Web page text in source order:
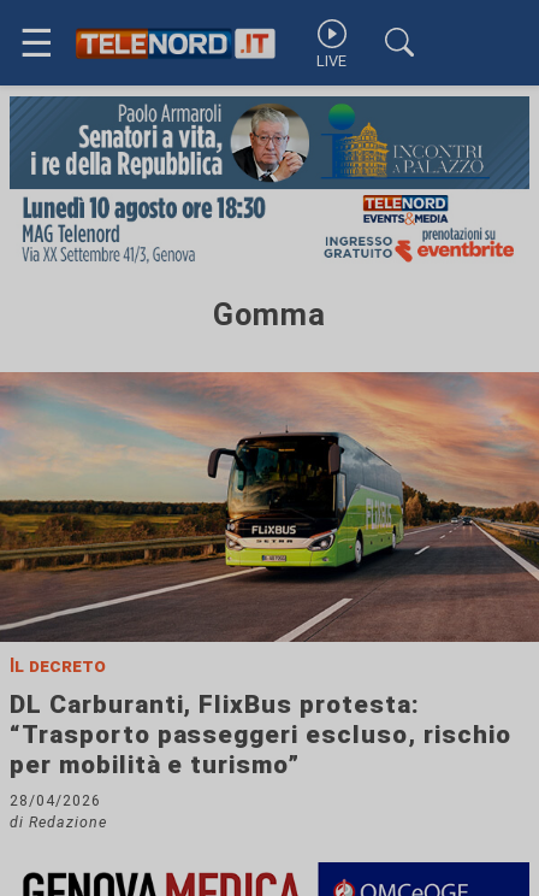
☰ LIVE
Gomma
Il decreto
DL Carburanti, FlixBus protesta:
“Trasporto passeggeri escluso, rischio
per mobilità e turismo”
28/04/2026
di Redazione